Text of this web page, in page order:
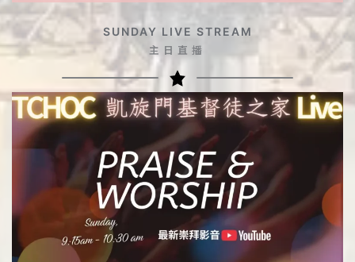
SUNDAY LIVE STREAM
主日直播